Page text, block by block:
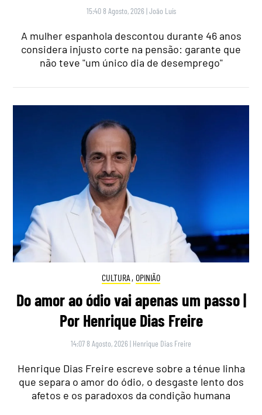
15:40 8 Agosto, 2026 |João Luís
A mulher espanhola descontou durante 46 anos
considera injusto corte na pensão: garante que
não teve "um único dia de desemprego"
CULTURA , OPINIÃO
Do amor ao ódio vai apenas um passo |
Por Henrique Dias Freire
14:07 8 Agosto, 2026 | Henrique Dias Freire
Henrique Dias Freire escreve sobre a ténue linha
que separa o amor do ódio, o desgaste lento dos
afetos e os paradoxos da condição humana